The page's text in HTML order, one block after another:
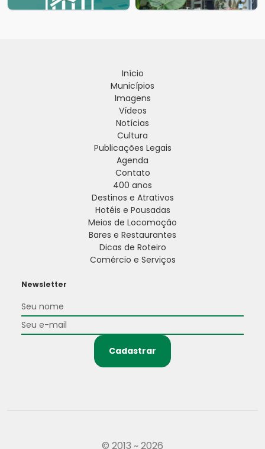
Início
Municípios
Imagens
Vídeos
Notícias
Cultura
Publicações Legais
Agenda
Contato
400 anos
Destinos e Atrativos
Hotéis e Pousadas
Meios de Locomoção
Bares e Restaurantes
Dicas de Roteiro
Comércio e Serviços
Newsletter
Cadastrar
© 2013 ~ 2026